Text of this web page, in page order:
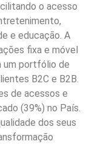
o acesso
e educação. A
fixa e móvel
um portfólio de
B2C e B2B.
de acessos e
(39%) no País.
dos seus